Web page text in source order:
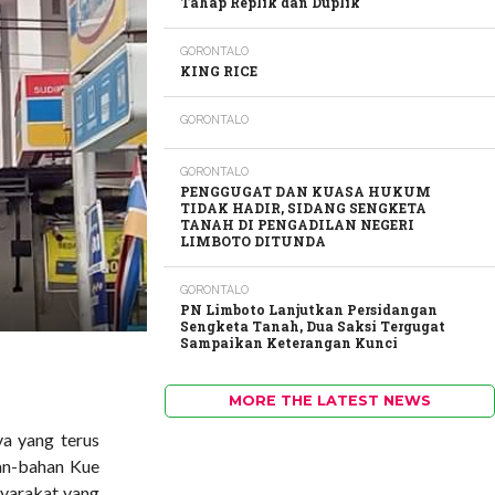
yang terus
bahan Kue
GORONTALO
KING RICE
GORONTALO
GORONTALO
PENGGUGAT DAN KUASA HUKUM
TIDAK HADIR, SIDANG SENGKETA
TANAH DI PENGADILAN NEGERI
LIMBOTO DITUNDA
GORONTALO
PN Limboto Lanjutkan Persidangan
Sengketa Tanah, Dua Saksi Tergugat
Sampaikan Keterangan Kunci
MORE THE LATEST NEWS